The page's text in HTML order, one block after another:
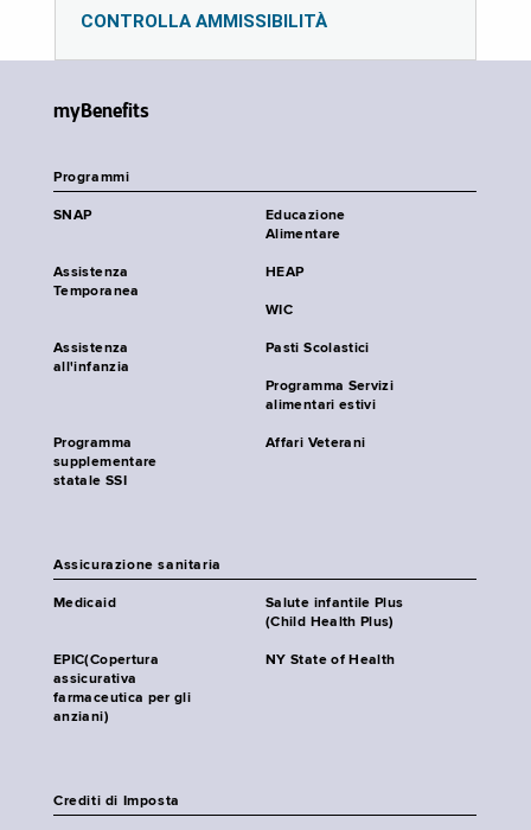
CONTROLLA AMMISSIBILITÀ
myBenefits
Programmi
SNAP
Educazione
Alimentare
Assistenza
Temporanea
HEAP
WIC
Assistenza
all'infanzia
Pasti Scolastici
Programma Servizi
alimentari estivi
Programma
supplementare
statale SSI
Affari Veterani
Assicurazione sanitaria
Medicaid
Salute infantile Plus
(Child Health Plus)
EPIC(Copertura
assicurativa
farmaceutica per gli
anziani)
NY State of Health
Crediti di Imposta